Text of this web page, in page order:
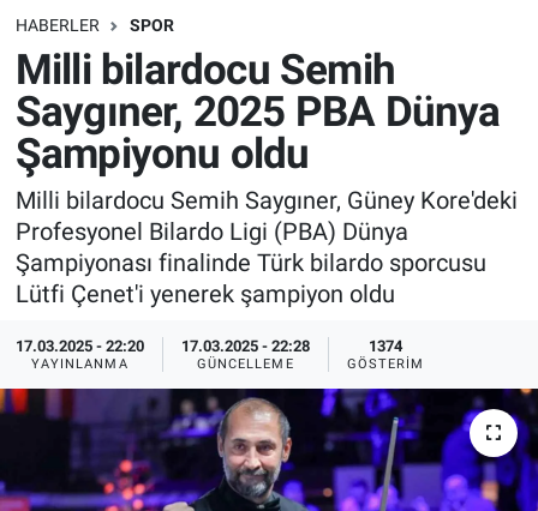
HABERLER SPOR
Milli bilardocu Semih
Saygıner, 2025 PBA Dünya
Şampiyonu oldu
Milli bilardocu Semih Saygıner, Güney Kore'deki
Profesyonel Bilardo Ligi (PBA) Dünya
Şampiyonası finalinde Türk bilardo sporcusu
Lütfi Çenet'i yenerek şampiyon oldu
17.03.2025 - 22:20
YAYINLANMA
17.03.2025 - 22:28
GÜNCELLEME
1374
GÖSTERIM
Bilim turu
Bilim ve Teknoloji Evreni
Doğa Konuşuyor
Ege Saati
Ege'den Esintiler
Eğlence
Dünya
Sağlık
Yayın Akışı
İletişim
Trafik Durumu
Süper Lig Puan Durumu ve Fikstür
Tüm Manşetler
Son Dakika Haberleri
Haber Arşivi